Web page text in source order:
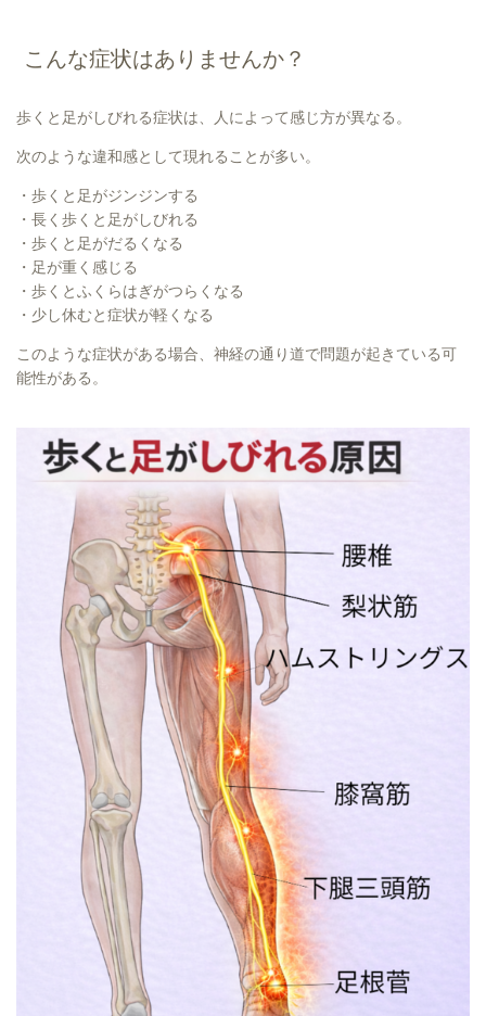
こんな症状はありませんか？
歩くと足がしびれる症状は、人によって感じ方が異なる。
次のような違和感として現れることが多い。
・歩くと足がジンジンする
・長く歩くと足がしびれる
・歩くと足がだるくなる
・足が重く感じる
・歩くとふくらはぎがつらくなる
・少し休むと症状が軽くなる
このような症状がある場合、神経の通り道で問題が起きている可
能性がある。